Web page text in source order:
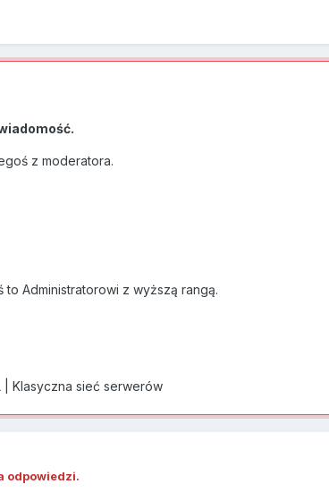
z moderatora.
Administratorowi z wyższą rangą.
| Klasyczna sieć serwerów
odpowiedzi.